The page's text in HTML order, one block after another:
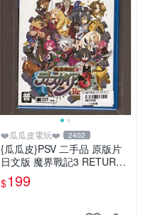
❤️瓜瓜皮電玩❤️ 2402
{瓜瓜皮}PSV 二手品 原版片
日文版 魔界戰記3 RETURN
(遊戲都有回收)
$199